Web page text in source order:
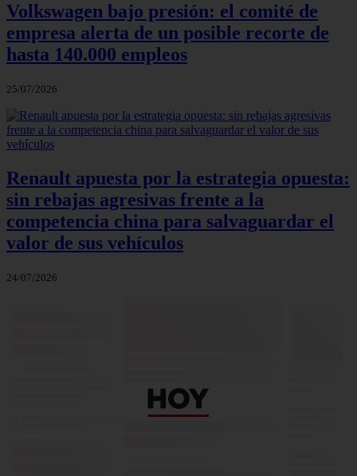
Volkswagen bajo presión: el comité de
empresa alerta de un posible recorte de
hasta 140.000 empleos
25/07/2026
Renault apuesta por la estrategia opuesta:
sin rebajas agresivas frente a la
competencia china para salvaguardar el
valor de sus vehículos
24/07/2026